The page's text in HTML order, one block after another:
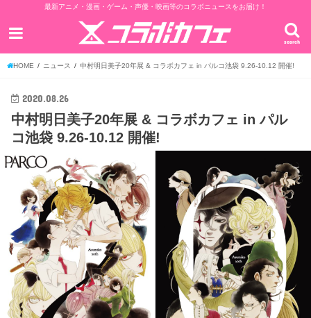
最新アニメ・漫画・ゲーム・声優・映画等のコラボニュースをお届け！
search
HOME ニュース 中村明日美子20年展 & コラボカフェ in パルコ池袋 9.26-10.12 開催!
2020.08.26
中村明日美子20年展 & コラボカフェ in パル
コ池袋 9.26-10.12 開催!